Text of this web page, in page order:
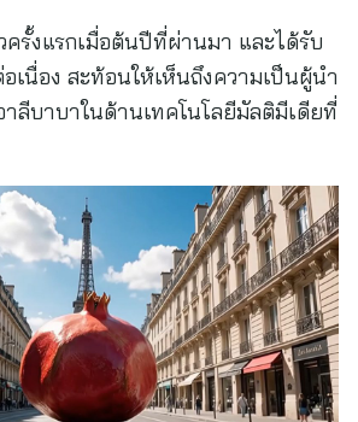
ครั้งแรกเมื่อต้นปีที่ผ่านมา และได้รับ
เนื่อง สะท้อนให้เห็นถึงความเป็นผู้นำ
ลีบาบาในด้านเทคโนโลยีมัลติมีเดียที่